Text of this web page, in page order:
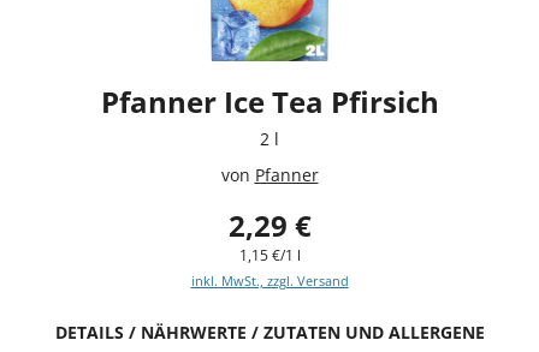
Pfanner Ice Tea Pfirsich
2 l
von Pfanner
2,29 €
1,15 €/1 l
inkl. MwSt., zzgl. Versand
DETAILS / NÄHRWERTE / ZUTATEN UND ALLERGENE